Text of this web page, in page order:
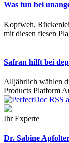
Was tun bei
Kopfweh,
mit diesen fiesen
Safran hilft bei
Alljährlich wählen
Products Platform
Ihr Experte
Dr. Sabine